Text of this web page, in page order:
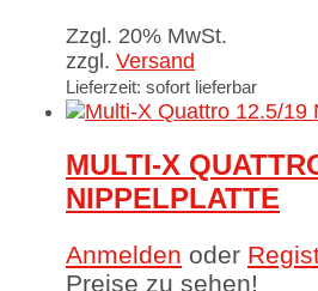
Zzgl. 20% MwSt.
zzgl. Versand
Lieferzeit: sofort lieferbar
MULTI-X
NIPPELPLATTE
Anmelden oder
Preise zu sehen!